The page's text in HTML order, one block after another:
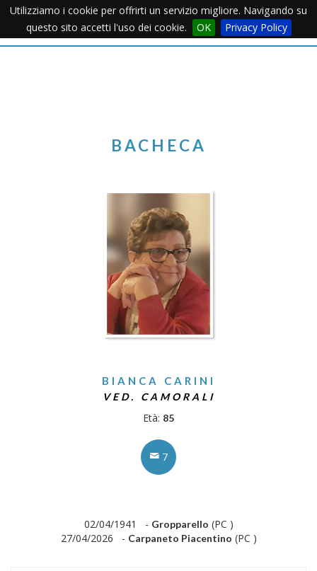
Utilizziamo i cookie per offrirti un servizio migliore. Navigando su
questo sito accetti l'uso dei cookie.
OK Privacy PolicyMenu
BACHECA
BIANCA CARINI
VED. CAMORALI
Età: 85
7
02/04/1941 - Gropparello (PC )
27/04/2026 - Carpaneto Piacentino (PC )